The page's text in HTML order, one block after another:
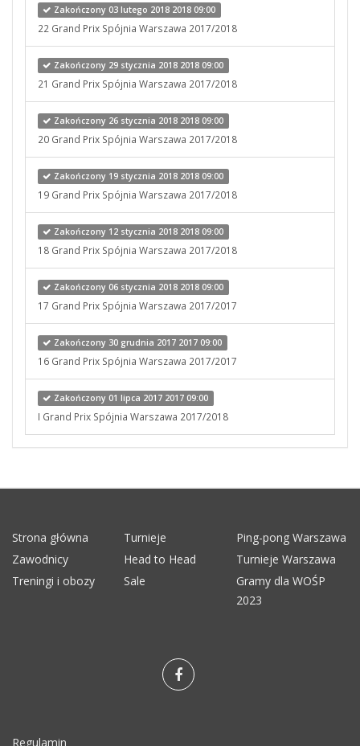
Zakończony 03 lutego 2018 2018 09:00
22 Grand Prix Spójnia Warszawa 2017/2018
Zakończony 29 stycznia 2018 2018 09:00
21 Grand Prix Spójnia Warszawa 2017/2018
Zakończony 26 stycznia 2018 2018 09:00
20 Grand Prix Spójnia Warszawa 2017/2018
Zakończony 19 stycznia 2018 2018 09:00
19 Grand Prix Spójnia Warszawa 2017/2018
Zakończony 12 stycznia 2018 2018 09:00
18 Grand Prix Spójnia Warszawa 2017/2018
Zakończony 06 stycznia 2018 2018 09:00
17 Grand Prix Spójnia Warszawa 2017/2017
Zakończony 30 grudnia 2017 2017 09:00
16 Grand Prix Spójnia Warszawa 2017/2017
Zakończony 01 lipca 2017 2017 09:00
I Grand Prix Spójnia Warszawa 2017/2018
Strona główna Turnieje
Ping-pong Warszawa
Zawodnicy
Head to Head
Turnieje Warszawa
Treningi i obozy
Sale
Gramy dla WOŚP
2023
Regulamin